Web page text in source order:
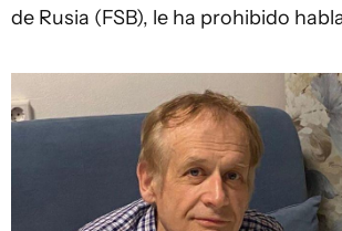
de Rusia (FSB), le ha prohibido